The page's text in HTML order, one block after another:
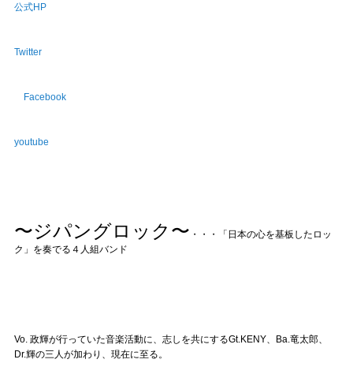
公式HP
Twitter
Facebook
youtube
〜ジパングロック〜 ・・・「日本の心を基板したロッ
ク」を奏でる４人組バンド
Vo. 政輝が行っていた音楽活動に、志しを共にするGt.KENY、Ba.竜太郎、
Dr.輝の三人が加わり、現在に至る。